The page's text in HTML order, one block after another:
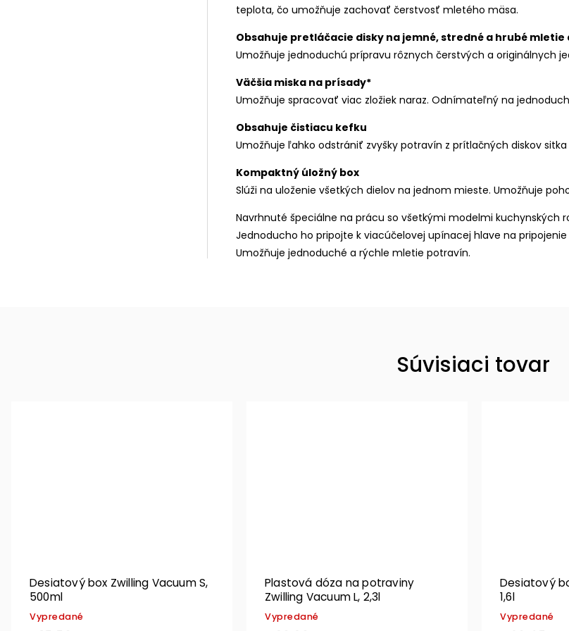
teplota, čo umožňuje zachovať čerstvosť mletého mäsa.
Obsahuje pretláčacie disky na jemné, stredné a hrubé
Umožňuje jednoduchú prípravu rôznych čerstvých a originálnych
Väčšia miska na prísady*
Umožňuje spracovať viac zložiek naraz. Odnímateľný na
Obsahuje čistiacu kefku
Umožňuje ľahko odstrániť zvyšky potravín z prítlačných diskov
Kompaktný úložný box
Slúži na uloženie všetkých dielov na jednom mieste. Umožňuje
Navrhnuté špeciálne na prácu so všetkými modelmi kuchynských
Jednoducho ho pripojte k viacúčelovej upínacej hlave na
Umožňuje jednoduché a rýchle mletie potravín.
Súvisiaci tovar
Desiatový box Zwilling Vacuum S,
500ml
Vypredané
Plastová dóza na potraviny
Zwilling Vacuum L, 2,3l
Vypredané
Desiatový
1,6l
Vypredané